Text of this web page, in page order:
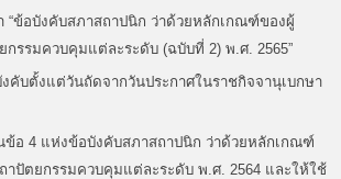
“ข้อบังคับสภาสถาปนิก ว่าด้วยหลักเกณฑ์ของผู้
กรรมควบคุมแต่ละระดับ (ฉบับที่ 2) พ.ศ. 2565”
คับตั้งแต่วันถัดจากวันประกาศในราชกิจจานุเบกษา
ข้อ 4 แห่งข้อบังคับสภาสถาปนิก ว่าด้วยหลักเกณฑ์
าปัตยกรรมควบคุมแต่ละระดับ พ.ศ. 2564 และให้ใช้